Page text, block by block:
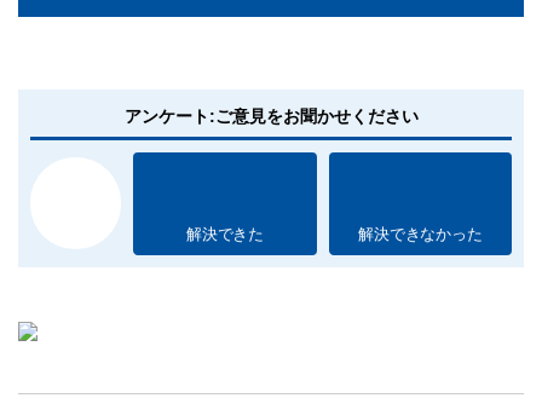
アンケート:ご意見をお聞かせください
解決できた 解決できなかった